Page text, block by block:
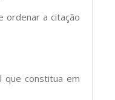
ordenar a citação
que constitua em